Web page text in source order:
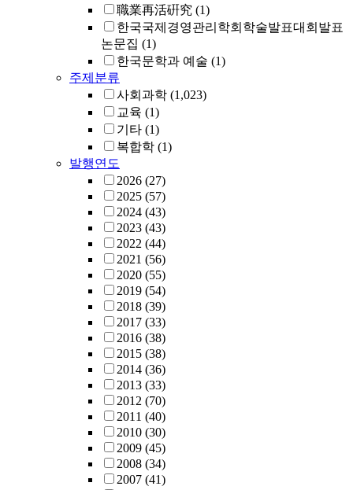
職業再活硏究 (1)
한국국제경영관리학회학술발표대회발표
논문집 (1)
한국문학과 예술 (1)
주제분류
사회과학 (1,023)
교육 (1)
기타 (1)
복합학 (1)
발행연도
2026 (27)
2025 (57)
2024 (43)
2023 (43)
2022 (44)
2021 (56)
2020 (55)
2019 (54)
2018 (39)
2017 (33)
2016 (38)
2015 (38)
2014 (36)
2013 (33)
2012 (70)
2011 (40)
2010 (30)
2009 (45)
2008 (34)
2007 (41)